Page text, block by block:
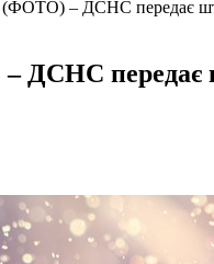
(ФОТО) – ДСНС передає
ДСНС передає